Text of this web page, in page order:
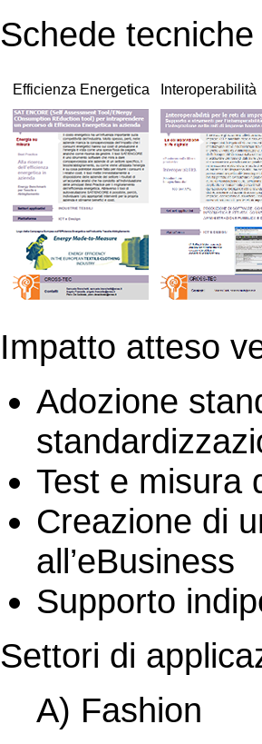
Schede tecniche
Efficienza Energetica Interoperabilità
Impatto atteso
Adozione
Test e misura
Creazione di
all’eBusiness
Supporto
Settori di
A) Fashion